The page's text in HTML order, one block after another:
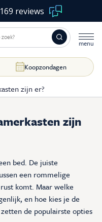
169 reviews
Koopzondagen
zijn er?
zijn
bed. De juiste
een rommelige
komt. Maar welke
en hoe kies je de
de populairste opties